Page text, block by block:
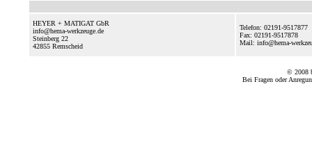
HEYER + MATIGAT GbR
info@hema-werkzeuge.de
Steinberg 22
42855 Remscheid
Telefon: 02191-9517877
Fax: 02191-9517878
Mail: info@hema-
© 2008
Bei Fragen oder